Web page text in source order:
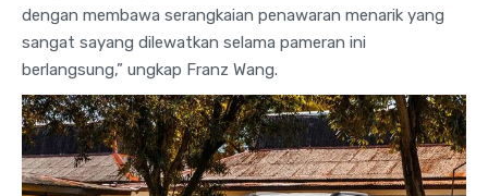
dengan membawa serangkaian penawaran menarik yang
sangat sayang dilewatkan selama pameran ini
berlangsung,” ungkap Franz Wang.